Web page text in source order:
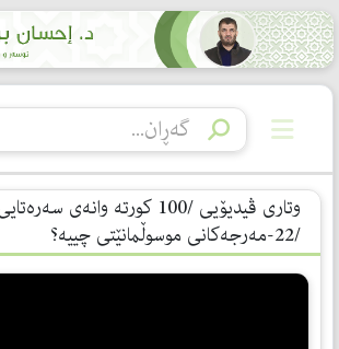
وتاری ڤیدیۆیی /100 کورتە وانەی
/22-مەرجەکانی موسوڵمانێتی چییە؟